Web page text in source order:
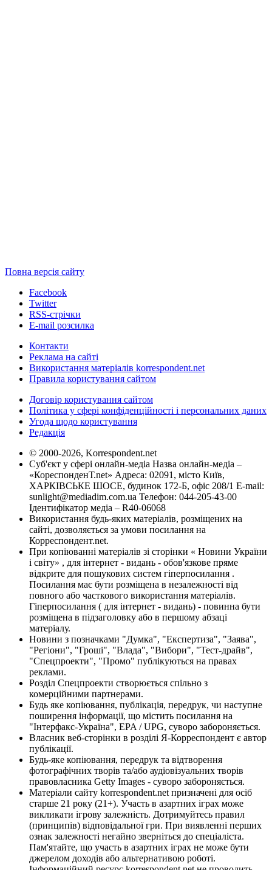
Повна версія сайту
Facebook
Twitter
RSS-стрічки
E-mail розсилка
Контакти
Реклама на сайті
Використання матеріалів korrespondent.net
Правила користування сайтом
Договір користування сайтом
Політика у сфері конфіденційності і персональних даних
Угода щодо користування
Редакція
© 2000-2026, Korrespondent.net
Суб'єкт у сфері онлайн-медіа Назва онлайн-медіа –
«КореспонденТ.net» Адреса: 02091, місто Київ,
ХАРКІВСЬКЕ ШОСЕ, будинок 172-Б, офіс 208/1 E-mail:
sunlight@mediadim.com.ua Телефон: 044-205-43-00
Ідентифікатор медіа – R40-06068
Використання будь-яких матеріалів, розміщених на
сайті, дозволяється за умови посилання на
Корреспондент.net.
При копіюванні матеріалів зі сторінки « Новини України
і світу» , для інтернет - видань - обов'язкове пряме
відкрите для пошукових систем гіперпосилання .
Посилання має бути розміщена в незалежності від
повного або часткового використання матеріалів.
Гіперпосилання ( для інтернет - видань) - повинна бути
розміщена в підзаголовку або в першому абзаці
матеріалу.
Новини з позначками "Думка", "Експертиза", "Заява",
"Регіони", "Гроші", "Влада", "Вибори", "Тест-драйв",
"Спецпроекти", "Промо" публікуються на правах
реклами.
Розділ Спецпроекти створюється спільно з
комерційними партнерами.
Будь яке копіювання, публікація, передрук, чи наступне
поширення інформації, що містить посилання на
"Інтерфакс-Україна", EPA / UPG, суворо забороняється.
Власник веб-сторінки в розділі Я-Корреспондент є автор
публікації.
Будь-яке копіювання, передрук та відтворення
фотографічних творів та/або аудіовізуальних творів
правовласника Getty Images - суворо забороняється.
Матеріали сайту korrespondent.net призначені для осіб
старше 21 року (21+). Участь в азартних іграх може
викликати ігрову залежність. Дотримуйтесь правил
(принципів) відповідальної гри. При виявленні перших
ознак залежності негайно зверніться до спеціаліста.
Пам'ятайте, що участь в азартних іграх не може бути
джерелом доходів або альтернативою роботі.